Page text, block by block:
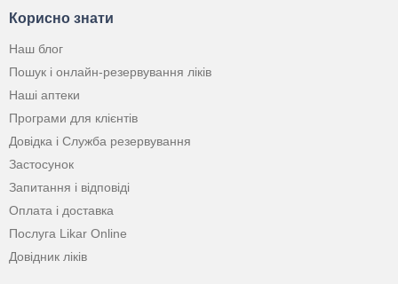
Корисно знати
Наш блог
Пошук і онлайн-резервування ліків
Наші аптеки
Програми для клієнтів
Довідка і Служба резервування
Застосунок
Запитання і відповіді
Оплата і доставка
Послуга Likar Online
Довідник ліків